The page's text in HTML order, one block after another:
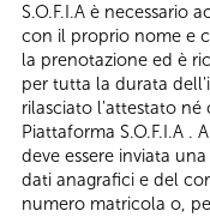
S.O.F.I.A è necessario
con il proprio nome e
la prenotazione ed è
per tutta la durata
rilasciato l'attestato né
Piattaforma S.O.F.I.A .
deve essere inviata
dati anagrafici e del
numero matricola o,